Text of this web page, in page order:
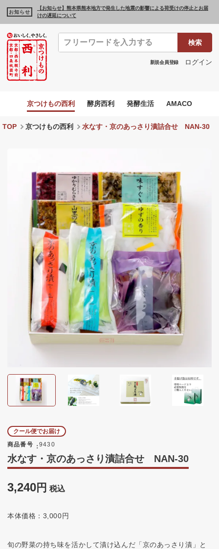
お知らせ
【お知らせ】熊本県熊本地方で発生した地震の影響による荷受けの停止とお届
けの遅延について
検索
新規会員登録 ログイン
京つけもの西利 酵房西利 発酵生活 AMACO
TOP 京つけもの西利 水なす・京のあっさり漬詰合せ NAN-30
クール便でお届け
商品番号
9430
水なす・京のあっさり漬詰合せ NAN-30
3,240 税込
本体価格：3,000円
旬の野菜の持ち味を活かして漬け込んだ「京のあっさり漬」と